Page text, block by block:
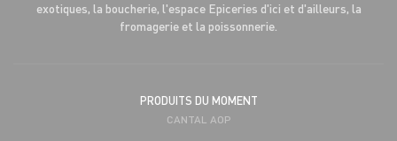
exotiques, la boucherie, l'espace Epiceries d'ici et d'ailleurs, la
fromagerie et la poissonnerie.
PRODUITS DU MOMENT
CANTAL AOP